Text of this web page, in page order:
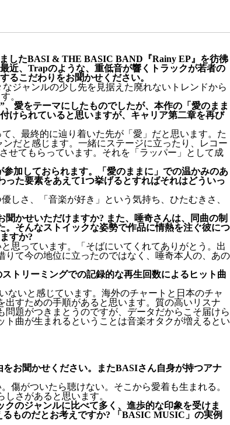
したBASI & THE BASIC BAND『Rainy EP』を彷彿
近、Trapのような、重低音が響くトラックが若者の
るこだわりをお聞かせください。
ジャンルの少し先を見据えた廃れないトレンドから
。
愛をテーマにしたものでしたが、本作の「愛のまま
けられていると思いますが、キャリア第二章を再び
、最終的に辿り着いた先が「愛」だと思います。た
だと感じます。一緒にステージに立ったり、レコー
せてもらっています。それを「ラッパー」として成
加しておられます。「愛のままに」での温かみのあ
た要素をあえて1つ挙げるとすればそれはどういっ
しさ、「音楽が好き」という気持ち、ひたむきさ、
かせいただけますか? また、唾奇さんは、同曲の制
そんなストイックな姿勢で作品に情熱を注ぐ彼につ
すか?
思っています。「そばにいてくれてありがとう。出
て今の地位に立ったのではなく、唾奇本人の、あの
トリーミングでの記録的な再生回数によるヒット曲
ないと感じています。海外のチャートと日本のチャ
すための手順があると思います。質の高いリスナ
題がつきまとうのですが、データだからこそ届けら
曲が生まれるということは音楽オタクが増えるとい
お聞かせください。またBASIさん自身が持つアナ
傷がついたら聴けない。そこから愛着も生まれる。
さがあると思います。
のジャンルに比べて多く、進歩的な印象を受けま
ものだとお考えですか? 「BASIC MUSIC」の実例